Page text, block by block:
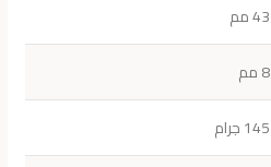
43 مم
8 مم
145 جرام